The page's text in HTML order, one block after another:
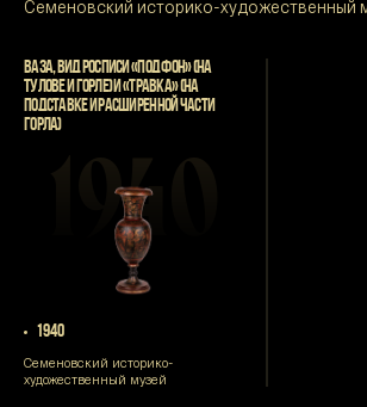
Семеновский историко-художественный
ВАЗА, ВИД РОСПИСИ «ПОД ФОН» (НА
ТУЛОВЕ И ГОРЛЕ) И «ТРАВКА» (НА
ПОДСТАВКЕ И РАСШИРЕННОЙ ЧАСТИ
ГОРЛА)
1940
1940
Семеновский историко-
художественный музей